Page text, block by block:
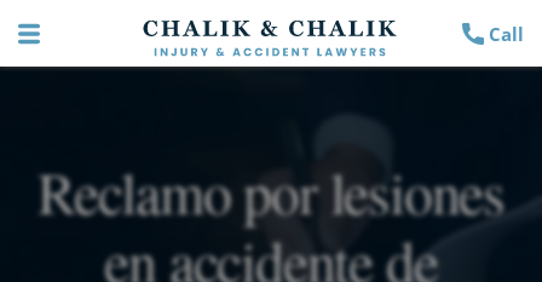
Call
Reclamo por lesiones
en accidente de